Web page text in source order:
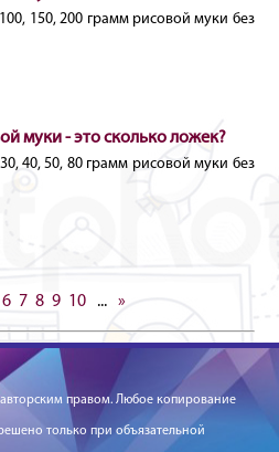
150, 200 грамм рисовой муки без
муки - это сколько ложек?
40, 50, 80 грамм рисовой муки без
6 7 8 9 10 ... »
правом. Любое копирование
только при объязательной